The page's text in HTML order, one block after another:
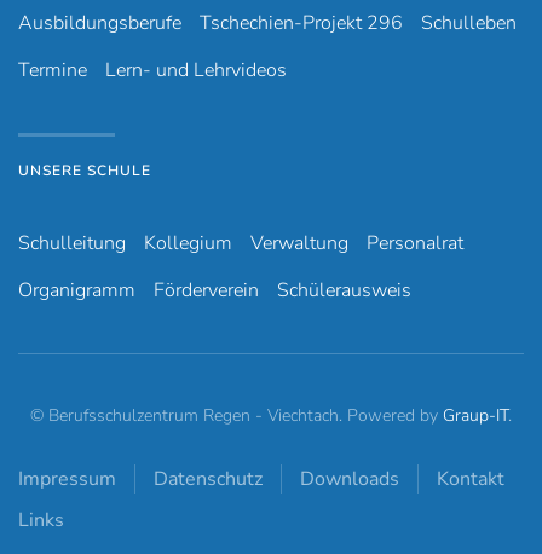
Ausbildungsberufe Tschechien-Projekt 296
Schulleben
Termine
Lern- und Lehrvideos
UNSERE SCHULE
Schulleitung Kollegium Verwaltung
Personalrat
Organigramm
Förderverein Schülerausweis
© Berufsschulzentrum Regen - Viechtach. Powered by Graup-IT.
Impressum Datenschutz Downloads
Kontakt
Links